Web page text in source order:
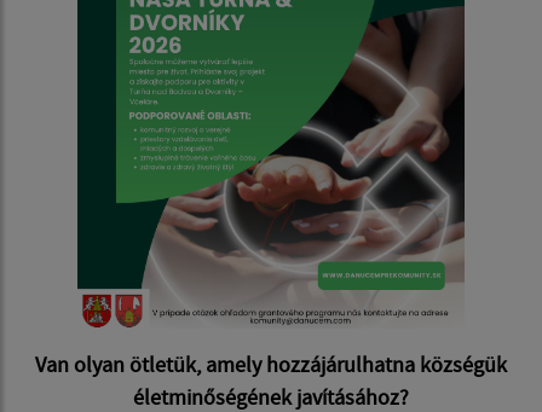
Van olyan ötletük, amely hozzájárulhatna községük
életminőségének javításához?